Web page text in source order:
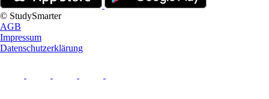
© StudySmarter
AGB
Impressum
Datenschutzerklärung